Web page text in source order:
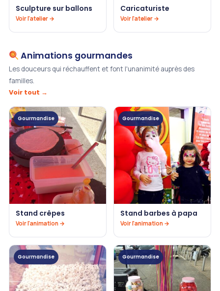
Sculpture sur ballons
Voir l'atelier →
Caricaturiste
Voir l'atelier →
Animations gourmandes
Les douceurs qui réchauffent et font l'unanimité auprès des
familles.
Voir tout →
Gourmandise
Stand crêpes
Voir l'animation →
Gourmandise
Stand barbes à papa
Voir l'animation →
Gourmandise Gourmandise